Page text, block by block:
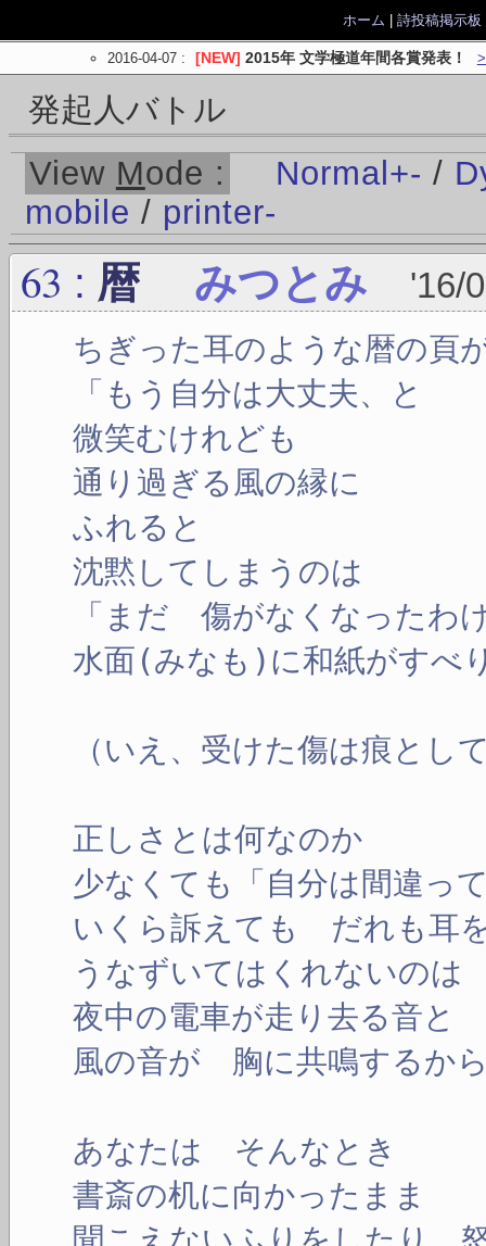
ホーム 詩投稿掲示板
2016-04-07: [NEW] 2015年 文学極道年間各賞発表！
発起人バトル
View Mode : Normal +- /
mobile / printer-
63 : 暦 みつとみ '16/
ちぎった耳のような暦の頁
「もう自分は大丈夫、と
微笑むけれども
通り過ぎる風の縁に
ふれると
沈黙してしまうのは
「まだ 傷がなくなったわ
水面(みなも)に和紙がすべ
（いえ、受けた傷は痕とし
正しさとは何なのか
少なくても「自分は間違っ
いくら訴えても だれも耳
うなずいてはくれないのは
夜中の電車が走り去る音と
風の音が 胸に共鳴するか
あなたは そんなとき
書斎の机に向かったまま